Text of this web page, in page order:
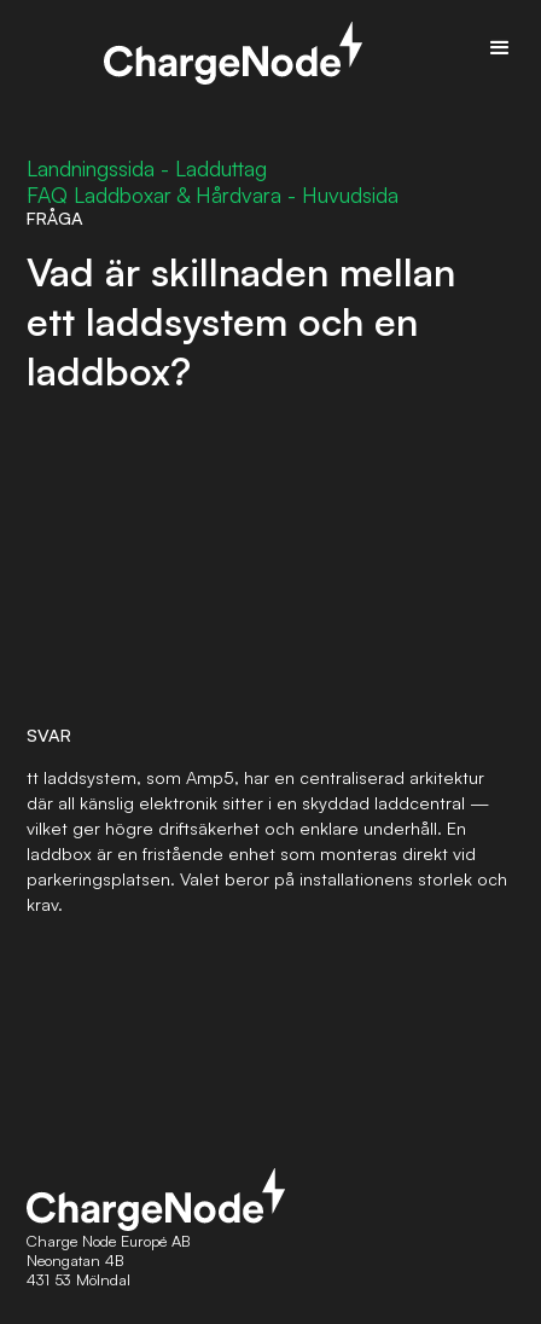
Landningssida - Ladduttag
FAQ Laddboxar & Hårdvara - Huvudsida
FRÅGA
Vad är skillnaden mellan
ett laddsystem och en
laddbox?
SVAR
tt laddsystem, som Amp5, har en centraliserad arkitektur
där all känslig elektronik sitter i en skyddad laddcentral —
vilket ger högre driftsäkerhet och enklare underhåll. En
laddbox är en fristående enhet som monteras direkt vid
parkeringsplatsen. Valet beror på installationens storlek och
krav.
Charge Node Europé AB
Neongatan 4B
431 53 Mölndal